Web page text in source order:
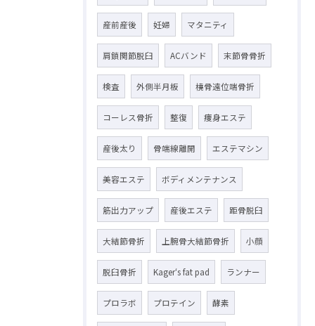
産前産後 妊婦 マタニティ
肩鎖関節脱臼 ACバンド 末節骨骨折
検査 外側半月板 橈骨遠位端骨折
コーレス骨折 整復 痩身エステ
産後太り 骨端線離開 エステマシン
美容エステ ボディメンテナンス
筋出力アップ 産後エステ 距骨脱臼
大結節骨折 上腕骨大結節骨折 小顔
脱臼骨折 Kager‘s fat pad ランナー
プロラボ プロテイン 酵素